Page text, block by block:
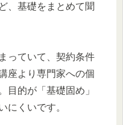
、基礎をまとめて聞
っていて、契約条件
座より専門家への個
目的が「基礎固め」
にくいです。